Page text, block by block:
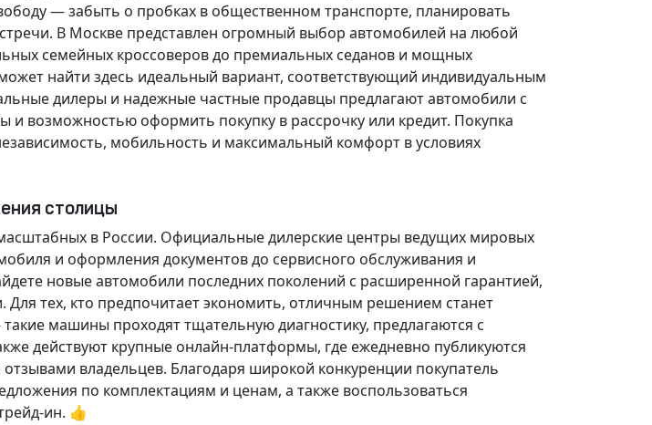
— забыть о пробках в общественном транспорте, планировать
В Москве представлен огромный выбор автомобилей на любой
семейных кроссоверов до премиальных седанов и мощных
найти здесь идеальный вариант, соответствующий индивидуальным
дилеры и надежные частные продавцы предлагают автомобили с
возможностью оформить покупку в рассрочку или кредит. Покупка
мобильность и максимальный комфорт в условиях
столицы
в России. Официальные дилерские центры ведущих мировых
и оформления документов до сервисного обслуживания и
новые автомобили последних поколений с расширенной гарантией,
тех, кто предпочитает экономить, отличным решением станет
машины проходят тщательную диагностику, предлагаются с
действуют крупные онлайн-платформы, где ежедневно публикуются
владельцев. Благодаря широкой конкуренции покупатель
по комплектациям и ценам, а также воспользоваться
ин. 👍